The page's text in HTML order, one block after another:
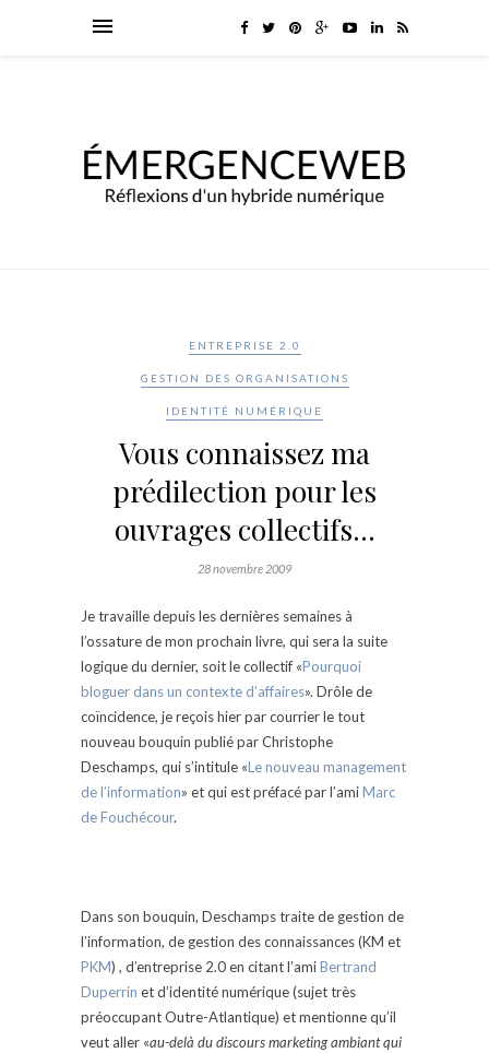
ENTREPRISE 2.0
GESTION DES ORGANISATIONS
IDENTITÉ NUMÉRIQUE
Vous connaissez ma
prédilection pour les
ouvrages collectifs…
28 novembre 2009
Je travaille depuis les dernières semaines à
l’ossature de mon prochain livre, qui sera la suite
logique du dernier, soit le collectif «Pourquoi
bloguer dans un contexte d’affaires». Drôle de
coïncidence, je reçois hier par courrier le tout
nouveau bouquin publié par Christophe
Deschamps, qui s’intitule «Le nouveau management
de l’information» et qui est préfacé par l’amiMarc
de Fouchécour.
Dans son bouquin, Deschamps traite de gestion de
l’information, de gestion des connaissances (KM et
PKM) , d’entreprise 2.0 en citant l’amiBertrand
Duperrin et d’identité numérique (sujet très
préoccupant Outre-Atlantique) et mentionne qu’il
veut aller «au-delà du discours marketing ambiant qui